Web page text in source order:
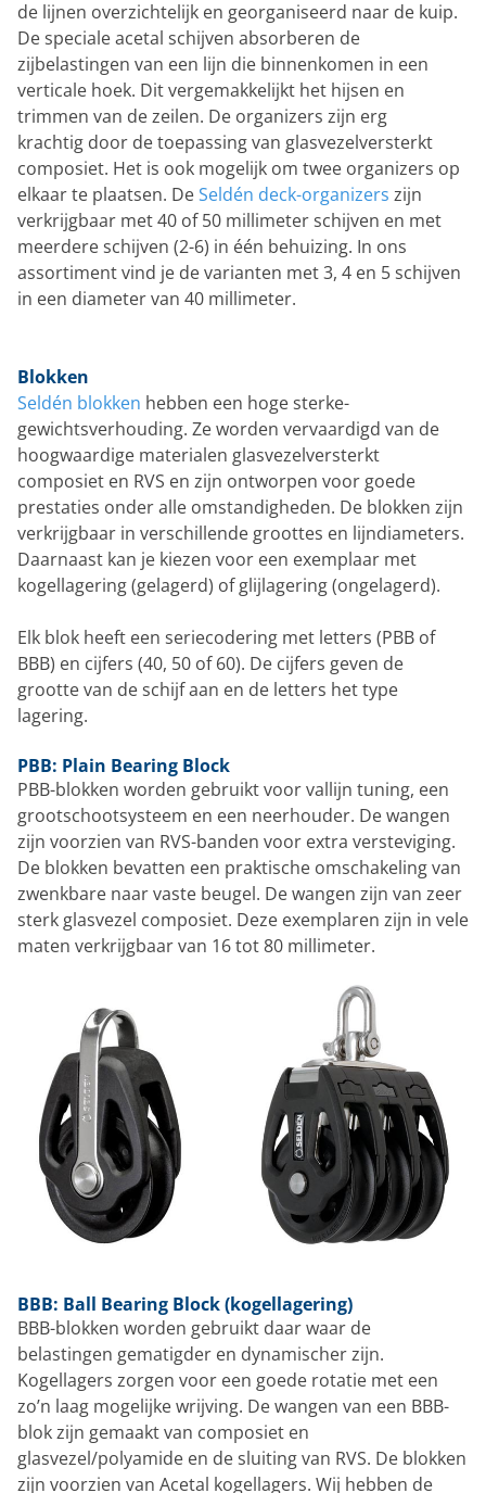
de lijnen overzichtelijk en georganiseerd naar de kuip.
De speciale acetal schijven absorberen de
zijbelastingen van een lijn die binnenkomen in een
verticale hoek. Dit vergemakkelijkt het hijsen en
trimmen van de zeilen. De organizers zijn erg
krachtig door de toepassing van glasvezelversterkt
composiet. Het is ook mogelijk om twee organizers op
elkaar te plaatsen. DeSeldén deck-organizers zijn
verkrijgbaar met 40 of 50 millimeter schijven en met
meerdere schijven (2-6) in één behuizing. In ons
assortiment vind je de varianten met 3, 4 en 5 schijven
in een diameter van 40 millimeter.
Blokken
Seldén blokken hebben een hoge sterke-
gewichtsverhouding. Ze worden vervaardigd van de
hoogwaardige materialen glasvezelversterkt
composiet en RVS en zijn ontworpen voor goede
prestaties onder alle omstandigheden. De blokken zijn
verkrijgbaar in verschillende groottes en lijndiameters.
Daarnaast kan je kiezen voor een exemplaar met
kogellagering (gelagerd) of glijlagering (ongelagerd).
Elk blok heeft een seriecodering met letters (PBB of
BBB) en cijfers (40, 50 of 60). De cijfers geven de
grootte van de schijf aan en de letters het type
lagering.
PBB: Plain Bearing Block
PBB-blokken worden gebruikt voor vallijn tuning, een
grootschootsysteem en een neerhouder. De wangen
zijn voorzien van RVS-banden voor extra versteviging.
De blokken bevatten een praktische omschakeling van
zwenkbare naar vaste beugel. De wangen zijn van zeer
sterk glasvezel composiet. Deze exemplaren zijn in vele
maten verkrijgbaar van 16 tot 80 millimeter.
BBB: Ball Bearing Block (kogellagering)
BBB-blokken worden gebruikt daar waar de
belastingen gematigder en dynamischer zijn.
Kogellagers zorgen voor een goede rotatie met een
zo’n laag mogelijke wrijving. De wangen van een BBB-
blok zijn gemaakt van composiet en
glasvezel/polyamide en de sluiting van RVS. De blokken
zijn voorzien van Acetal kogellagers. Wij hebben de